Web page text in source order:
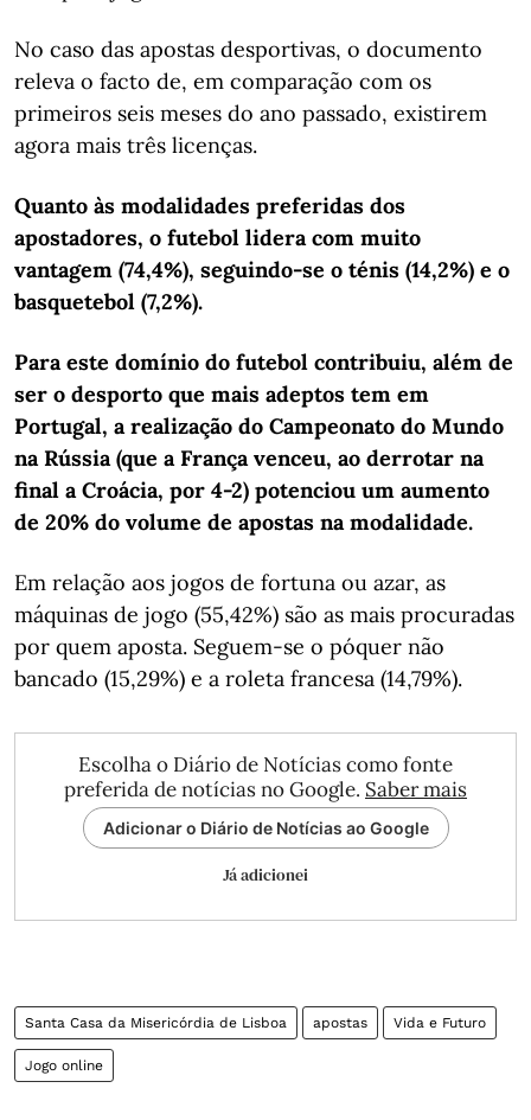
No caso das apostas desportivas, o documento
releva o facto de, em comparação com os
primeiros seis meses do ano passado, existirem
agora mais três licenças.
Quanto às modalidades preferidas dos
apostadores, o futebol lidera com muito
vantagem (74,4%), seguindo-se o ténis (14,2%) e o
basquetebol (7,2%).
Para este domínio do futebol contribuiu, além de
ser o desporto que mais adeptos tem em
Portugal, a realização do Campeonato do Mundo
na Rússia (que a França venceu, ao derrotar na
final a Croácia, por 4-2) potenciou um aumento
de 20% do volume de apostas na modalidade.
Em relação aos jogos de fortuna ou azar, as
máquinas de jogo (55,42%) são as mais procuradas
por quem aposta. Seguem-se o póquer não
bancado (15,29%) e a roleta francesa (14,79%).
Escolha o Diário de Notícias como fonte
preferida de notícias no Google. Saber mais
Adicionar o Diário de Notícias ao Google
Já adicionei
Santa Casa da Misericórdia de Lisboa apostas Vida e Futuro
Jogo online